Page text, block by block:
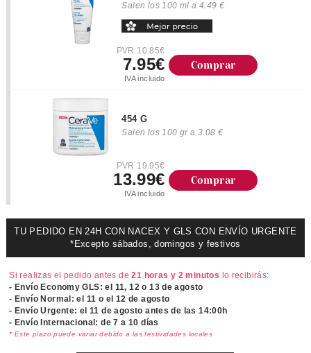
Salen los 100 ml a 4.49 €
PVR 10.85€
7.95€
IVA incluido
Comprar
454 G
Salen los 100 gr a 3.08 €
PVR 19.95€
13.99€
IVA incluido
Comprar
TU PEDIDO EN 24H CON NACEX Y GLS CON ENVÍO URGENTE
*Excepto sábados, domingos y festivos
Si realizas el pedido antes de21 horas y 2 minutos lo recibirás:
- Envío Economy GLS: el 11, 12 o 13 de agosto
- Envío Normal: el 11 o el 12 de agosto
- Envío Urgente: el11 de agosto antes de las 14:00h
- Envío Internacional: de 7 a 10 días
* Este plazo puede variar debido a las festividades locales